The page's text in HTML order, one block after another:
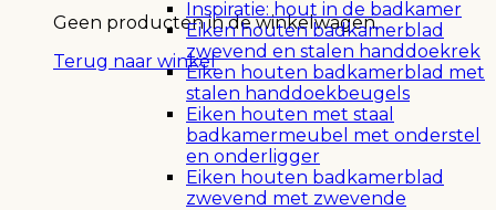
Geen producten in de winkelwagen.
Terug naar winkel
Inspiratie: hout in de badkamer
Eiken houten badkamerblad
zwevend en stalen handdoekrek
Eiken houten badkamerblad met
stalen handdoekbeugels
Eiken houten met staal
badkamermeubel met onderstel
en onderligger
Eiken houten badkamerblad
zwevend met zwevende